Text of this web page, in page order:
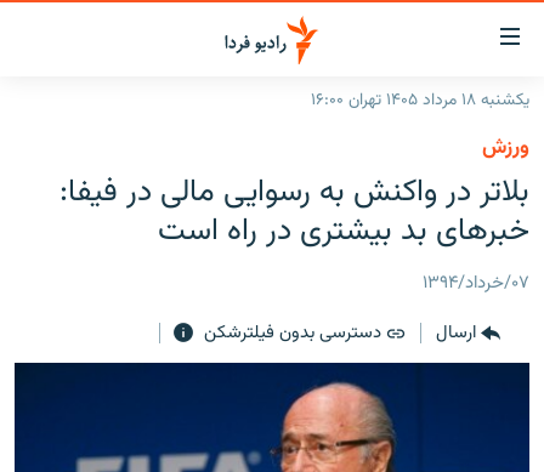
لینک‌های
قابلیت
دسترسی
بازگشت
منوی
اصلی
رفتن
صفحه
جستجو
ایران
جهان
برنامه‌های رادیویی
پادکست
چندرسانه‌ای
گزارش‌های تصویری
گزارش‌های ویدئویی
یکشنبه ۱۸ مرداد ۱۴۰۵ تهران ۱۶:۰۰
ورزش
بلاتر در واکنش به رسوایی مالی در فیفا:
خبرهای بد بیشتری در راه است
۰۷/خرداد/۱۳۹۴
ارسال
دسترسی بدون فیلترشکن